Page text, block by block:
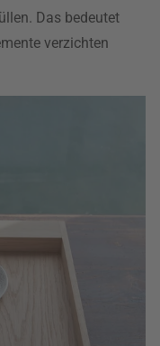
Das bedeutet
verzichten